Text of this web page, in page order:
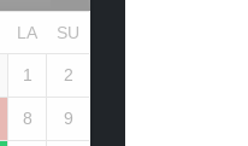
LA SU
1 2
8 9